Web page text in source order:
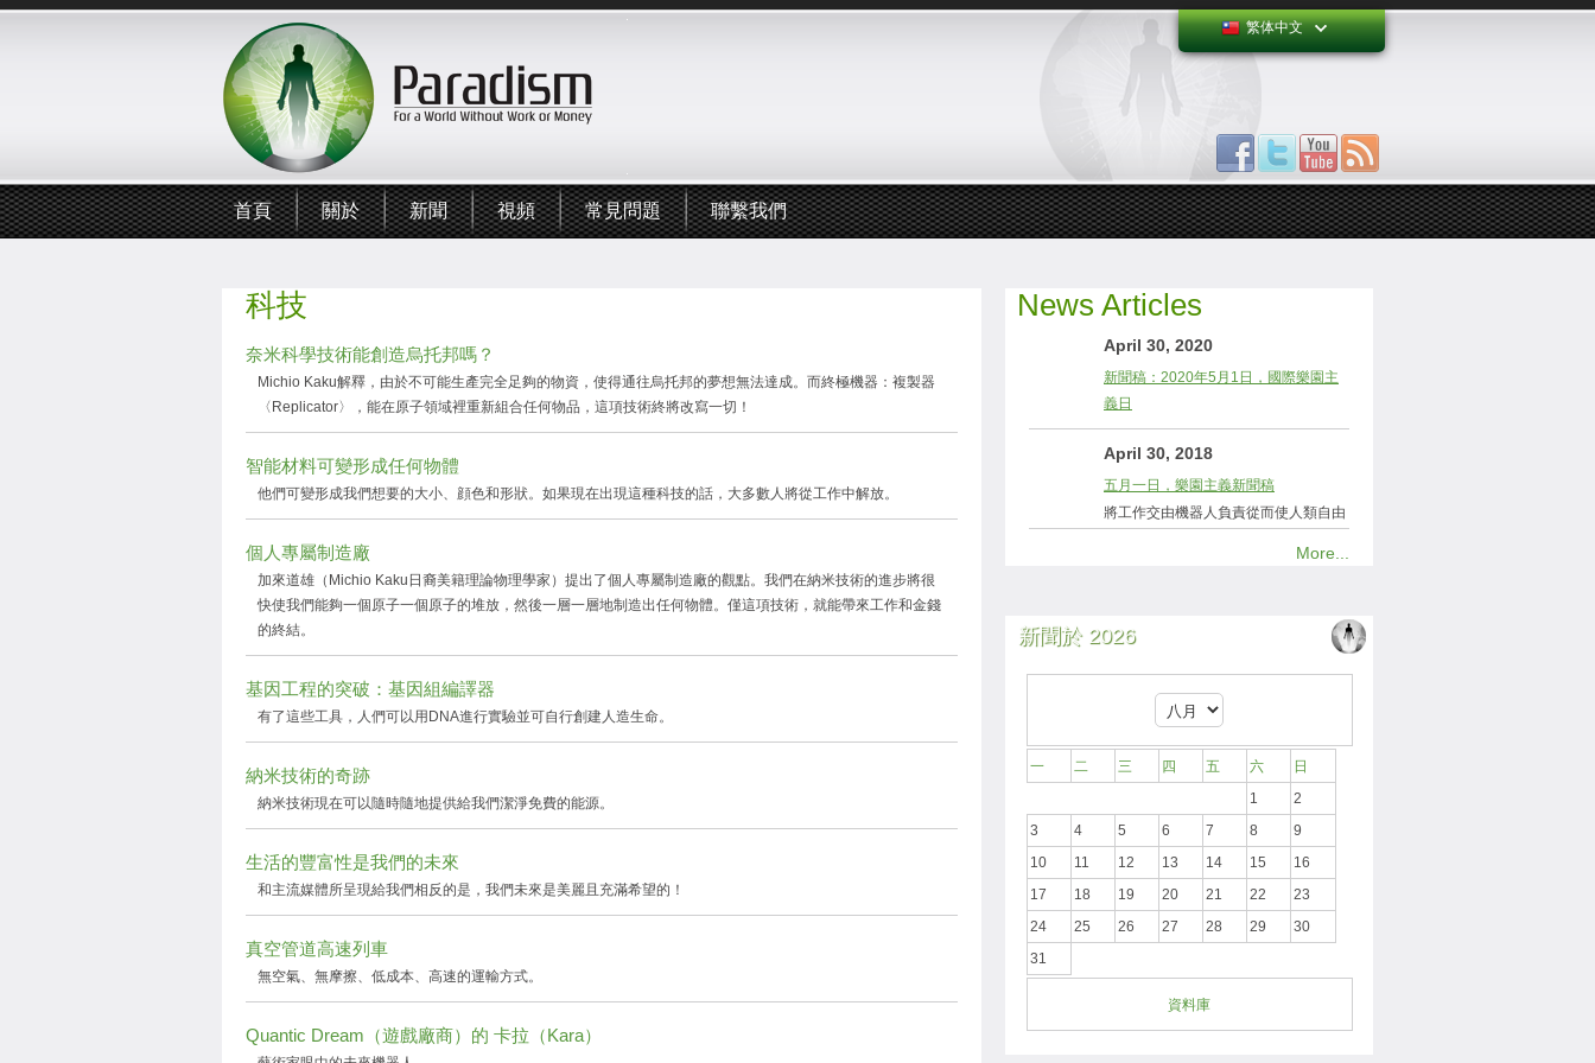
繁体中文
首頁 關於 新聞 視頻 常見問題 聯繫我們
科技
奈米科學技術能創造烏托邦嗎？
Michio Kaku解釋，由於不可能生產完全足夠的物資，使得通往烏托邦的夢想無法達成。而終極機器：複製器
〈Replicator〉，能在原子領域裡重新組合任何物品，這項技術終將改寫一切！
智能材料可變形成任何物體
他們可變形成我們想要的大小、顔色和形狀。如果現在出現這種科技的話，大多數人將從工作中解放。
個人專屬制造廠
加來道雄（Michio Kaku日裔美籍理論物理學家）提出了個人專屬制造廠的觀點。我們在納米技術的進步將很
快使我們能夠一個原子一個原子的堆放，然後一層一層地制造出任何物體。僅這項技術，就能帶來工作和金錢
的終結。
基因工程的突破：基因組編譯器
有了這些工具，人們可以用DNA進行實驗並可自行創建人造生命。
納米技術的奇跡
納米技術現在可以隨時隨地提供給我們潔淨免費的能源。
生活的豐富性是我們的未來
和主流媒體所呈現給我們相反的是，我們未來是美麗且充滿希望的！
真空管道高速列車
無空氣、無摩擦、低成本、高速的運輸方式。
Quantic Dream（遊戲廠商）的 卡拉（Kara）
News Articles
April 30, 2020
新聞稿：2020年5月1日，國際樂園主
義日
April 30, 2018
五月一日，樂園主義新聞稿
將工作交由機器人負責從而使人類自由
More...
新聞於 2026
一 二 三 四 五 六
日
1
2
3
4 5 6 7 8
9
10
11 12 13 14 15
16
17
18 19 20 21 22
23
24
25 26 27 28 29
30
31
資料庫